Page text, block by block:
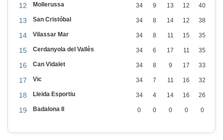
12 Mollerussa 34 9 13 12 40
13 San Cristóbal 34 8 14 12 38
14 Vilassar Mar 34 8 11 15 35
15 Cerdanyola del Vallès 34 6 17 11 35
16 Can Vidalet 34 8 9 17 33
17 Vic 34 7 11 16 32
18 Lleida Esportiu 34 4 14 16 26
19 Badalona II 0 0 0 0 0